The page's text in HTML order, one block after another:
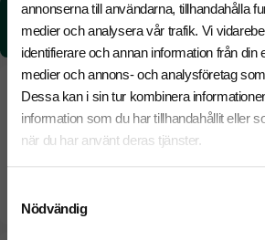
annonserna till användarna, tillhandahålla
medier och analysera vår trafik. Vi
identifierare och annan information från din
medier och annons- och analysföretag
Dessa kan i sin tur kombinera
information som du har tillhandahållit eller
när du har använt deras tjänster.
Nödvändig
CO₂e -avtryck:
0.59 kg CO₂e / per styck